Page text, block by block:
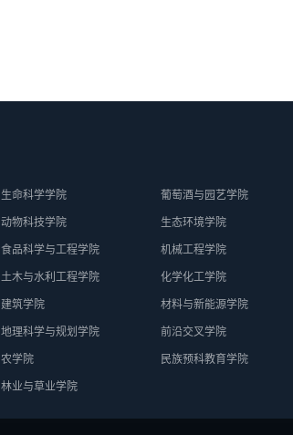
生命科学学院 葡萄酒与园艺学院
动物科技学院 生态环境学院
食品科学与工程学院 机械工程学院
土木与水利工程学院 化学化工学院
建筑学院 材料与新能源学院
地理科学与规划学院 前沿交叉学院
农学院 民族预科教育学院
林业与草业学院